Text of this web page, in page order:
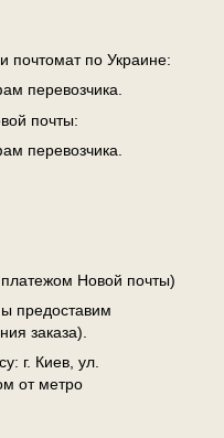
почтомат по Украине:
перевозчика.
почты:
перевозчика.
Новой почты)
предоставим
заказа).
г. Киев, ул.
от метро